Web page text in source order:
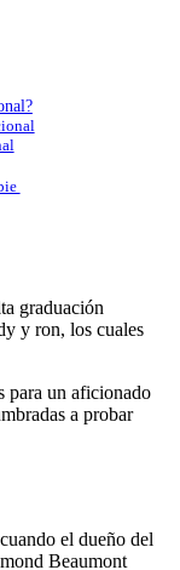
graduación
y ron, los cuales
para un aficionado
a probar
el dueño del
Beaumont